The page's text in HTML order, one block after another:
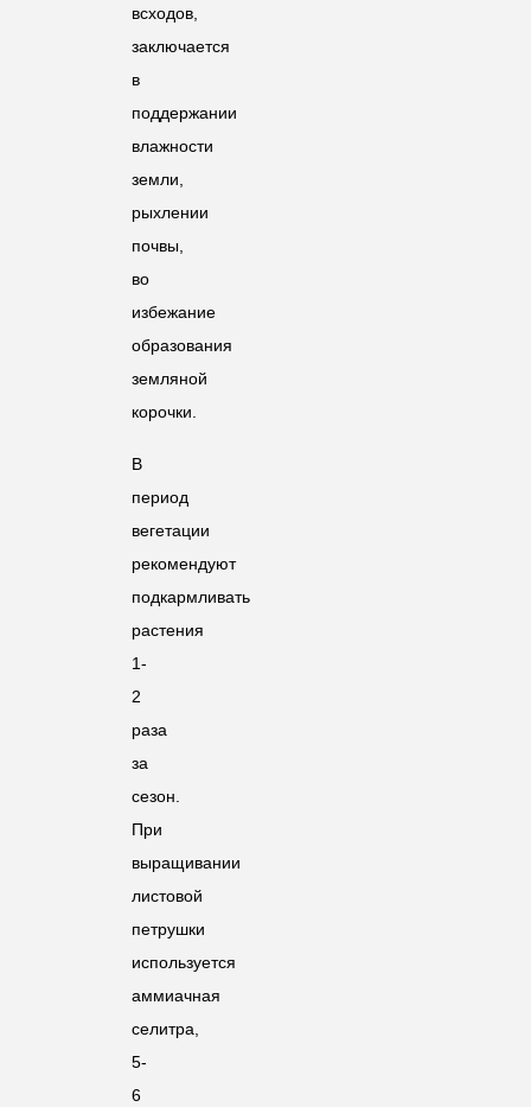
всходов,
заключается
в
поддержании
влажности
земли,
рыхлении
почвы,
во
избежание
образования
земляной
корочки.
В
период
вегетации
рекомендуют
подкармливать
растения
1-
2
раза
за
сезон.
При
выращивании
листовой
петрушки
используется
аммиачная
селитра,
5-
6